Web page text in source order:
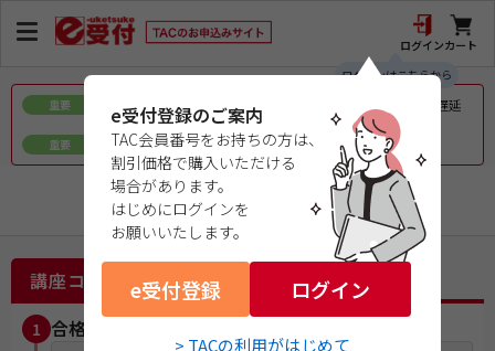
ログイン
ログインはこちらから
e受付登録のご案内
TAC会員番号をお持ちの方は、
割引価格で購入いただける
場合があります。
はじめにログインを
お願いいたします。
e受付登録 ログイン
> TACの利用がはじめて
カート
重要
令和8年熊本地震で被災された皆様へのお見舞いとお届け遅延
について
重要 ｅ会員証／ｅ受験票（PDFデータ）について
証券外務員
講座コース選択
1 合格目標年度を選択